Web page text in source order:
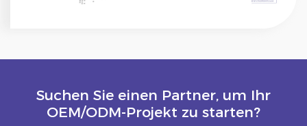
Suchen Sie einen Partner, um Ihr
OEM/ODM-Projekt zu starten?